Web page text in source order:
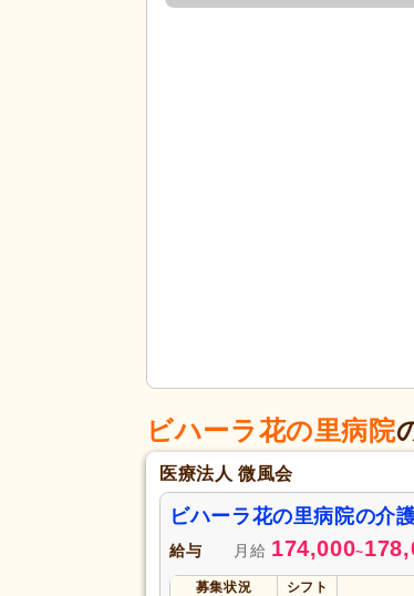
ビハーラ花の里病院
医療法人 微風会
ビハーラ花の里病院の介
給与 月給 174,000~
募集状況 シフト